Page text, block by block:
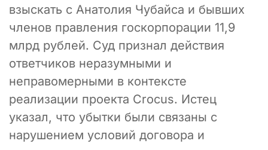
взыскать с Анатолия Чубайса и бывших
членов правления госкорпорации 11,9
млрд рублей. Суд признал действия
ответчиков неразумными и
неправомерными в контексте
реализации проекта Crocus. Истец
указал, что убытки были связаны с
нарушением условий договора и